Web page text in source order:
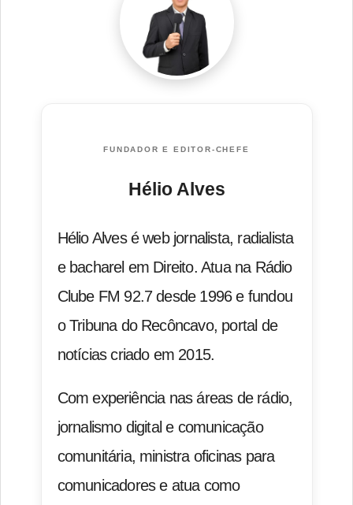
FUNDADOR E EDITOR-CHEFE
Hélio Alves
Hélio Alves é web jornalista, radialista
e bacharel em Direito. Atua na Rádio
Clube FM 92.7 desde 1996 e fundou
o Tribuna do Recôncavo, portal de
notícias criado em 2015.
Com experiência nas áreas de rádio,
jornalismo digital e comunicação
comunitária, ministra oficinas para
comunicadores e atua como